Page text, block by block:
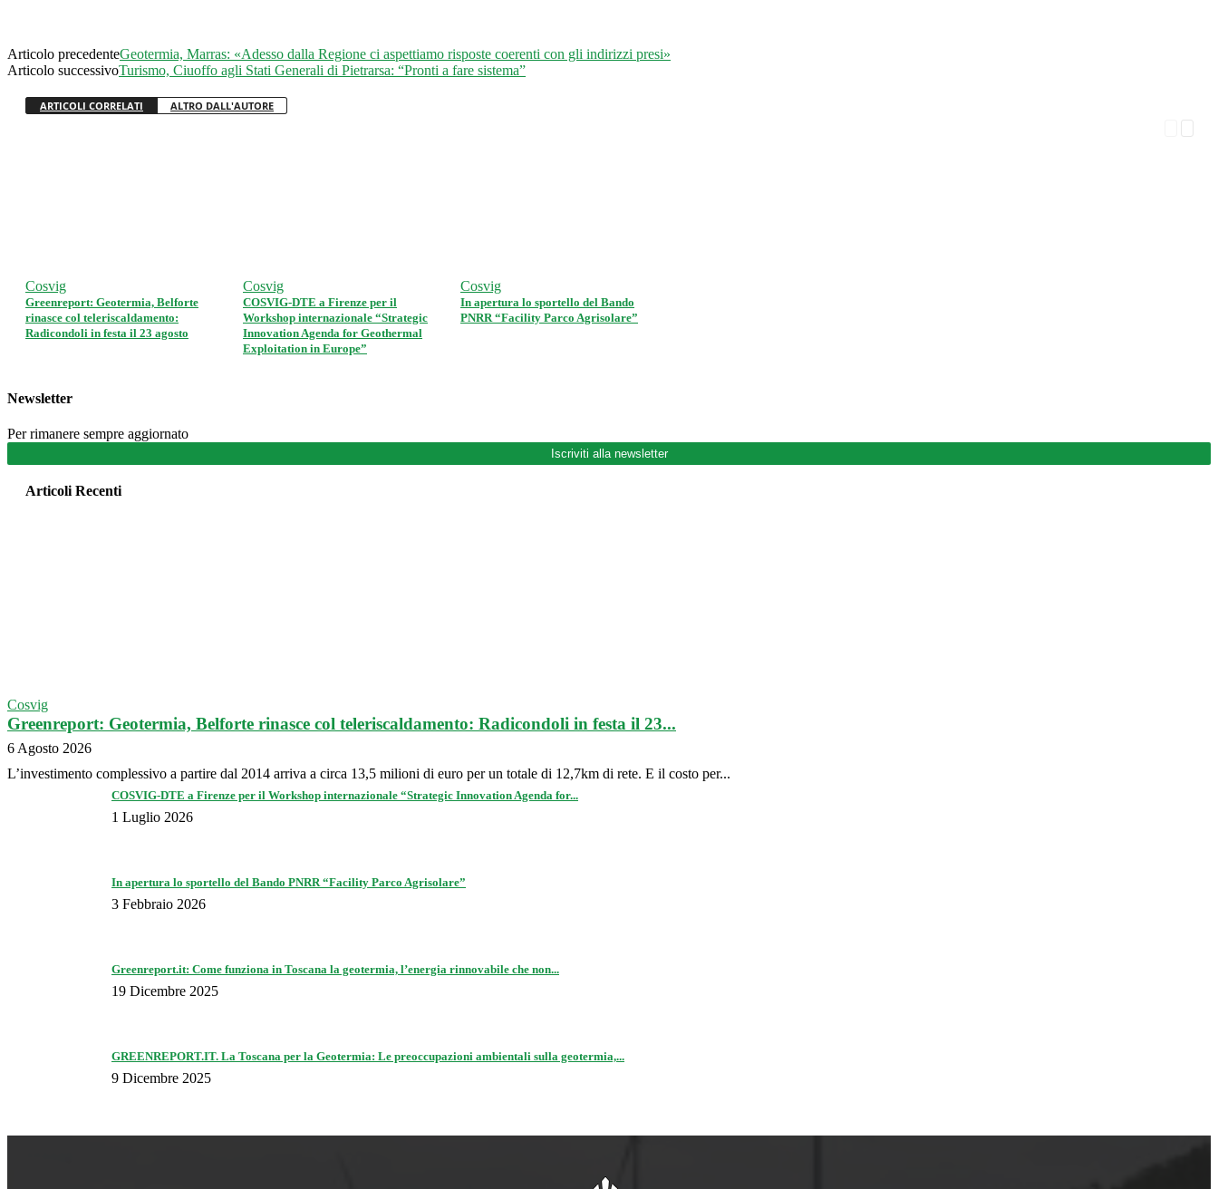
Articolo precedenteGeotermia, Marras: «Adesso dalla Regione ci aspettiamo risposte coerenti con gli indirizzi presi»
Articolo successivoTurismo, Ciuoffo agli Stati Generali di Pietrarsa: “Pronti a fare sistema”
ARTICOLI CORRELATI ALTRO DALL'AUTORE
Cosvig
Greenreport: Geotermia, Belforte
rinasce col teleriscaldamento:
Radicondoli in festa il 23 agosto
Cosvig
COSVIG-DTE a Firenze per il
Workshop internazionale “Strategic
Innovation Agenda for Geothermal
Exploitation in Europe”
Cosvig
In apertura lo sportello del Bando
PNRR “Facility Parco Agrisolare”
Newsletter
Per rimanere sempre aggiornato
Iscriviti alla newsletter
Articoli Recenti
Cosvig
Greenreport: Geotermia, Belforte rinasce col teleriscaldamento: Radicondoli in festa il 23...
6 Agosto 2026
L’investimento complessivo a partire dal 2014 arriva a circa 13,5 milioni di euro per un totale di 12,7km di rete. E il costo per...
COSVIG-DTE a Firenze per il Workshop internazionale “Strategic Innovation Agenda for...
1 Luglio 2026
In apertura lo sportello del Bando PNRR “Facility Parco Agrisolare”
3 Febbraio 2026
Greenreport.it: Come funziona in Toscana la geotermia, l’energia rinnovabile che non...
19 Dicembre 2025
GREENREPORT.IT. La Toscana per la Geotermia: Le preoccupazioni ambientali sulla geotermia,...
9 Dicembre 2025